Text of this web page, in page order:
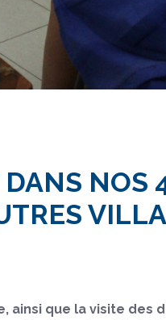
NOS
ainsi que la visite